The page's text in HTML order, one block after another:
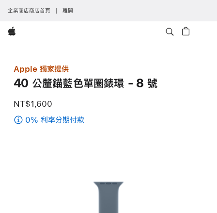
企業商店商店首頁 離開
Apple
Apple 獨家提供
40 公釐錨藍色單圈錶環 - 8 號
NT$1,600
0% 利率分期付款